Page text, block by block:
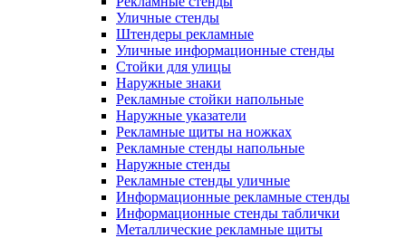
Уличные стенды
Штендеры рекламные
Уличные информационные стенды
Стойки для улицы
Наружные знаки
Рекламные стойки напольные
Наружные указатели
Рекламные щиты на ножках
Рекламные стенды напольные
Наружные стенды
Рекламные стенды уличные
Информационные рекламные стенды
Информационные стенды таблички
Металлические рекламные щиты